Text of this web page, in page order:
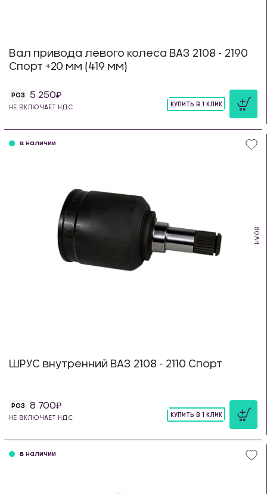
Вал привода левого колеса ВАЗ 2108 - 2190
Спорт +20 мм (419 мм)
РОЗ 5 250
НЕ ВКЛЮЧАЕТ НДС
КУПИТЬ В 1 КЛИК
HV.08
в наличии
ШРУС внутренний ВАЗ 2108 - 2110 Спорт
РОЗ 8 700
НЕ ВКЛЮЧАЕТ НДС
КУПИТЬ В 1 КЛИК
в наличии